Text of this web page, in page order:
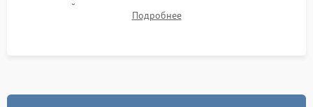
до нужной температуры, отсутствия посторонних шумов,
штатного слива и абсолютной сухости в поддоне.
Подробнее